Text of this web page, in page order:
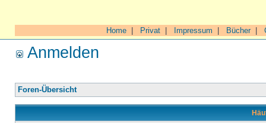
Home Privat Impressum Bücher|
Anmelden
Foren-Übersicht